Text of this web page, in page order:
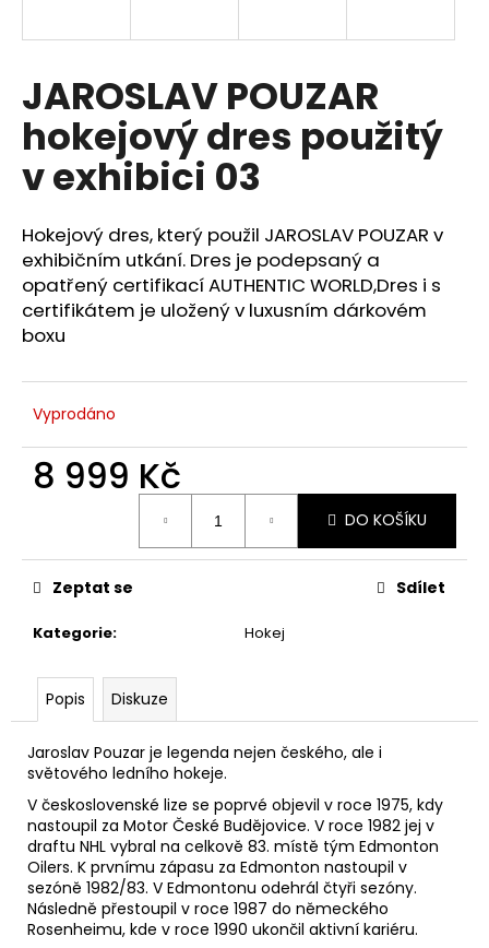
JAROSLAV POUZAR
hokejový dres použitý
v exhibici 03
Hokejový dres, který použil JAROSLAV POUZAR v
exhibičním utkání. Dres je podepsaný a
opatřený certifikací AUTHENTIC WORLD,Dres i s
certifikátem je uložený v luxusním dárkovém
boxu
Vyprodáno
8 999 Kč
DO KOŠÍKU
Kategorie: Hokej
Zeptat se Sdílet
Popis Diskuze
Jaroslav Pouzar je legenda nejen českého, ale i
světového ledního hokeje.
V československé lize se poprvé objevil v roce 1975, kdy
nastoupil za Motor České Budějovice. V roce 1982 jej v
draftu NHL vybral na celkově 83. místě tým Edmonton
Oilers. K prvnímu zápasu za Edmonton nastoupil v
sezóně 1982/83. V Edmontonu odehrál čtyři sezóny.
Následně přestoupil v roce 1987 do německého
Rosenheimu, kde v roce 1990 ukončil aktivní kariéru.
t
?
HLEDAT
D
o
r
u
e
m